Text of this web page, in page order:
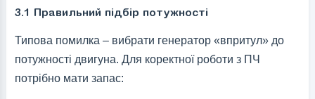
3.1 Правильний підбір потужності
Типова помилка – вибрати генератор «впритул» до
потужності двигуна. Для коректної роботи з ПЧ
потрібно мати запас: